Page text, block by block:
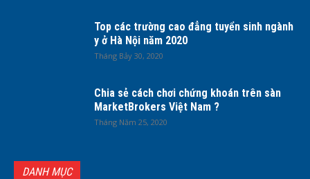
Top các trường cao đẳng tuyển sinh ngành
y ở Hà Nội năm 2020
Tháng Bảy 30, 2020
Chia sẻ cách chơi chứng khoán trên sàn
MarketBrokers Việt Nam ?
Tháng Năm 25, 2020
DANH MỤC